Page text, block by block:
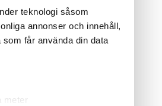
teknologi såsom
annonser och innehåll,
får använda din data
meter